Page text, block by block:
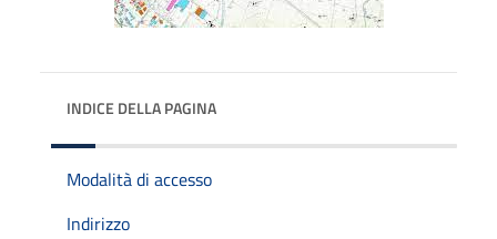
INDICE DELLA PAGINA
Modalità di accesso
Indirizzo